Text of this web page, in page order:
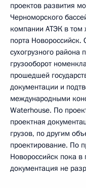
проектов развития
Черноморского
компании АТЭК в том
порта
сухогрузного района
грузооборот
прошедшей
документации и
международными
Waterhouse. По
проектная
грузов, по другим
проектирование. По
Новороссийск пока
документация не